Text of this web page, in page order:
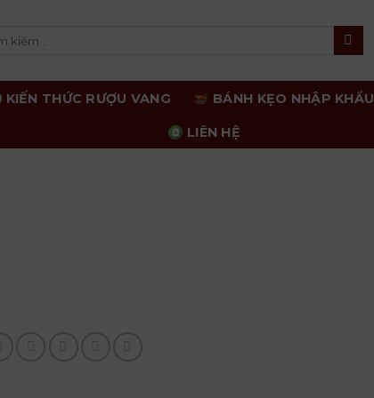
KIẾN THỨC RƯỢU VANG BÁNH KẸO NHẬP KHẨU
LIÊN HỆ